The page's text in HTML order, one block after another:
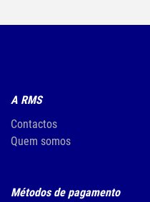
A RMS
Contactos
Quem somos
Métodos de pagamento